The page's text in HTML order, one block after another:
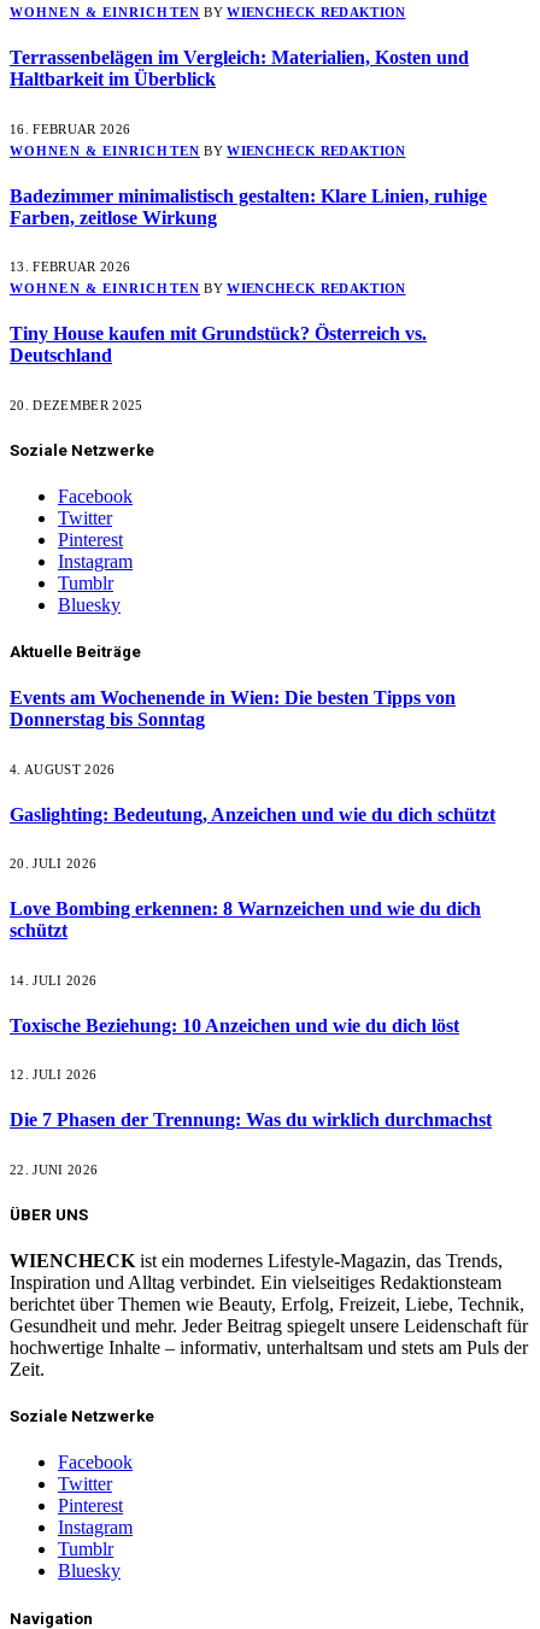
WOHNEN & EINRICHTEN BY WIENCHECK REDAKTION
Terrassenbelägen im Vergleich: Materialien, Kosten und
Haltbarkeit im Überblick
16. FEBRUAR 2026
WOHNEN & EINRICHTEN BY WIENCHECK REDAKTION
Badezimmer minimalistisch gestalten: Klare Linien, ruhige
Farben, zeitlose Wirkung
13. FEBRUAR 2026
WOHNEN & EINRICHTEN BY WIENCHECK REDAKTION
Tiny House kaufen mit Grundstück? Österreich vs.
Deutschland
20. DEZEMBER 2025
Soziale Netzwerke
Facebook
Twitter
Pinterest
Instagram
Tumblr
Bluesky
Aktuelle Beiträge
Events am Wochenende in Wien: Die besten Tipps von
Donnerstag bis Sonntag
4. AUGUST 2026
Gaslighting: Bedeutung, Anzeichen und wie du dich schützt
20. JULI 2026
Love Bombing erkennen: 8 Warnzeichen und wie du dich
schützt
14. JULI 2026
Toxische Beziehung: 10 Anzeichen und wie du dich löst
12. JULI 2026
Die 7 Phasen der Trennung: Was du wirklich durchmachst
22. JUNI 2026
ÜBER UNS
WIENCHECK ist ein modernes Lifestyle-Magazin, das Trends,
Inspiration und Alltag verbindet. Ein vielseitiges Redaktionsteam
berichtet über Themen wie Beauty, Erfolg, Freizeit, Liebe, Technik,
Gesundheit und mehr. Jeder Beitrag spiegelt unsere Leidenschaft für
hochwertige Inhalte – informativ, unterhaltsam und stets am Puls der
Zeit.
Soziale Netzwerke
Facebook
Twitter
Pinterest
Instagram
Tumblr
Bluesky
Navigation